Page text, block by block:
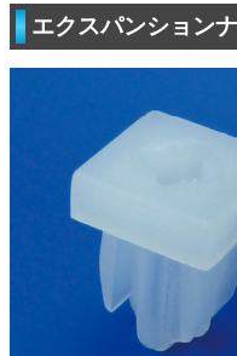
エクスパンション